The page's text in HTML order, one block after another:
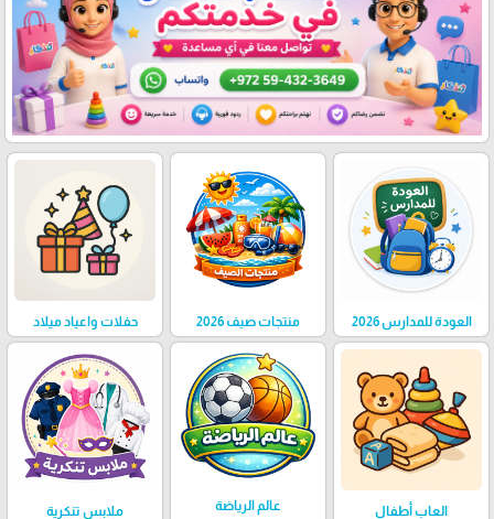
العودة للمدارس 2026 منتجات صيف 2026 حفلات واعياد ميلاد
العاب أطفال عالم الرياضة
ملابس تنكرية